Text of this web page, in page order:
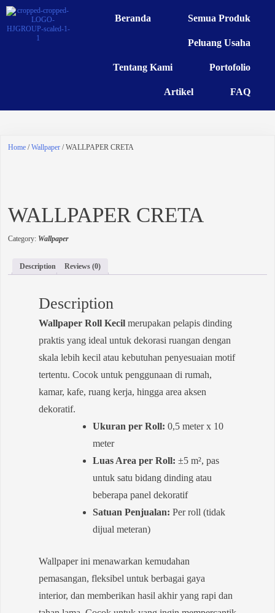
Beranda Semua Produk
Peluang Usaha
Tentang Kami Portofolio
Artikel FAQ
Home /Wallpaper / WALLPAPER CRETA
WALLPAPER CRETA
Category: Wallpaper
Description Reviews (0)
Description
Wallpaper Roll Kecil merupakan pelapis dinding
praktis yang ideal untuk dekorasi ruangan dengan
skala lebih kecil atau kebutuhan penyesuaian motif
tertentu. Cocok untuk penggunaan di rumah,
kamar, kafe, ruang kerja, hingga area aksen
dekoratif.
Ukuran per Roll: 0,5 meter x 10
meter
Luas Area per Roll: ±5 m², pas
untuk satu bidang dinding atau
beberapa panel dekoratif
Satuan Penjualan: Per roll (tidak
dijual meteran)
Wallpaper ini menawarkan kemudahan
pemasangan, fleksibel untuk berbagai gaya
interior, dan memberikan hasil akhir yang rapi dan